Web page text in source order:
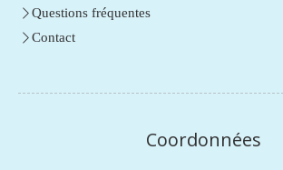
Questions fréquentes
Contact
Coordonnées